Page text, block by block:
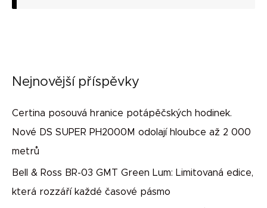
Nejnovější příspěvky
Certina posouvá hranice potápěčských hodinek.
Nové DS SUPER PH2000M odolají hloubce až 2 000
metrů
Bell & Ross BR-03 GMT Green Lum: Limitovaná edice,
která rozzáří každé časové pásmo